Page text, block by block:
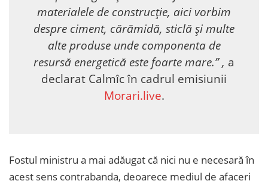
materialele de construcție, aici vorbim
despre ciment, cărămidă, sticlă și multe
alte produse unde componenta de
resursă energetică este foarte mare.” , a
declarat Calmîc în cadrul emisiunii
Morari.live.
Fostul ministru a mai adăugat că nici nu e necesară în
acest sens contrabanda, deoarece mediul de afaceri